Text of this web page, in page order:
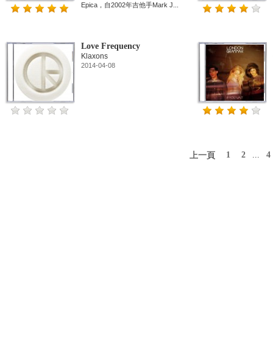
Epica，自2002年吉他手Mark J...
Love Frequency
Klaxons
2014-04-08
上一頁 1 2 ... 4